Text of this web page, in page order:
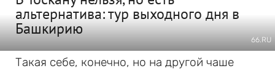
альтернатива: тур выходного дня в
Башкирию
66.RU
Такая себе, конечно, но на другой чаше